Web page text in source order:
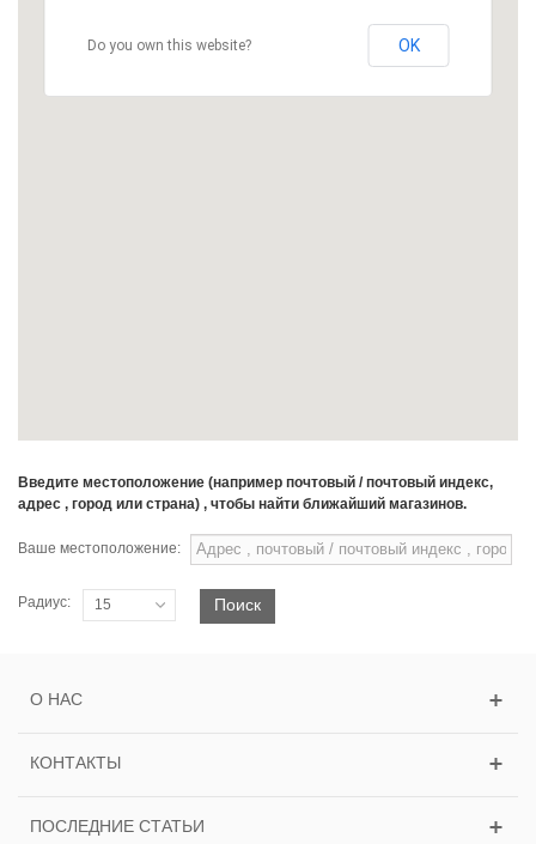
Do you own this website? OK
Введите местоположение (например почтовый / почтовый индекс,
адрес , город или страна) , чтобы найти ближайший магазинов.
Ваше местоположение:
Радиус: 15 Поиск
О НАС
КОНТАКТЫ
ПОСЛЕДНИЕ СТАТЬИ